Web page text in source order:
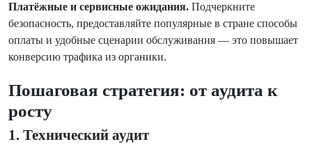
Платёжные и сервисные ожидания. Подчеркните
безопасность, предоставляйте популярные в стране способы
оплаты и удобные сценарии обслуживания — это повышает
конверсию трафика из органики.
Пошаговая стратегия: от аудита к
росту
1. Технический аудит